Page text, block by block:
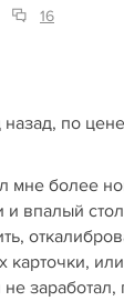
16
по
мне более
и впалый